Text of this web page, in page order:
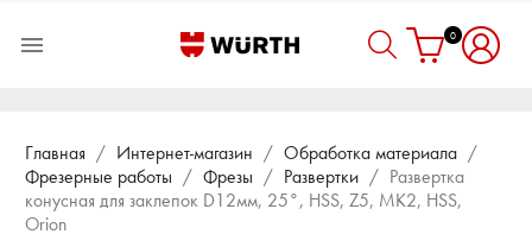
 0
Главная Интернет-магазин
Обработка материала
Фрезерные работы
Фрезы Развертки
Развертка
конусная для заклепок D12мм, 25°, HSS, Z5, МК2, HSS,
Orion